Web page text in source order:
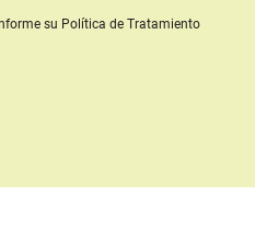
su Política de Tratamiento